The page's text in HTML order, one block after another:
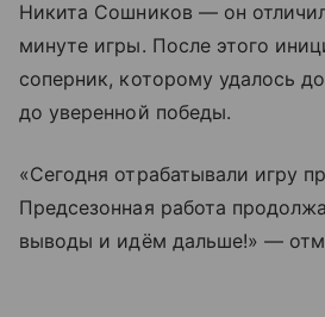
Никита Сошников — он
минуте игры. После этого
соперник, которому удалось
до уверенной победы.
«Сегодня отрабатывали игру
Предсезонная работа
выводы и идём дальше!» —